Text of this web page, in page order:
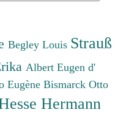
Begley Louis Strauß
Albert Eugen d'
Eugène Bismarck Otto
Hermann